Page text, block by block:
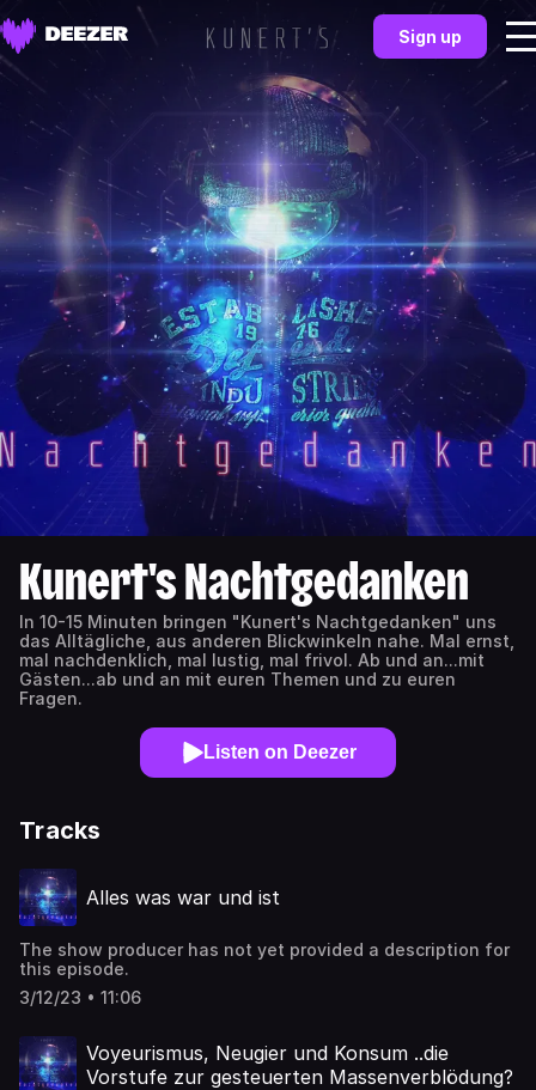
Sign up
Kunert's Nachtgedanken
In 10-15 Minuten bringen "Kunert's Nachtgedanken" uns
das Alltägliche, aus anderen Blickwinkeln nahe. Mal ernst,
mal nachdenklich, mal lustig, mal frivol. Ab und an...mit
Gästen...ab und an mit euren Themen und zu euren
Fragen.
Listen on Deezer
Tracks
Alles was war und ist
The show producer has not yet provided a description for
this episode.
3/12/23 • 11:06
Voyeurismus, Neugier und Konsum ..die
Vorstufe zur gesteuerten Massenverblödung?